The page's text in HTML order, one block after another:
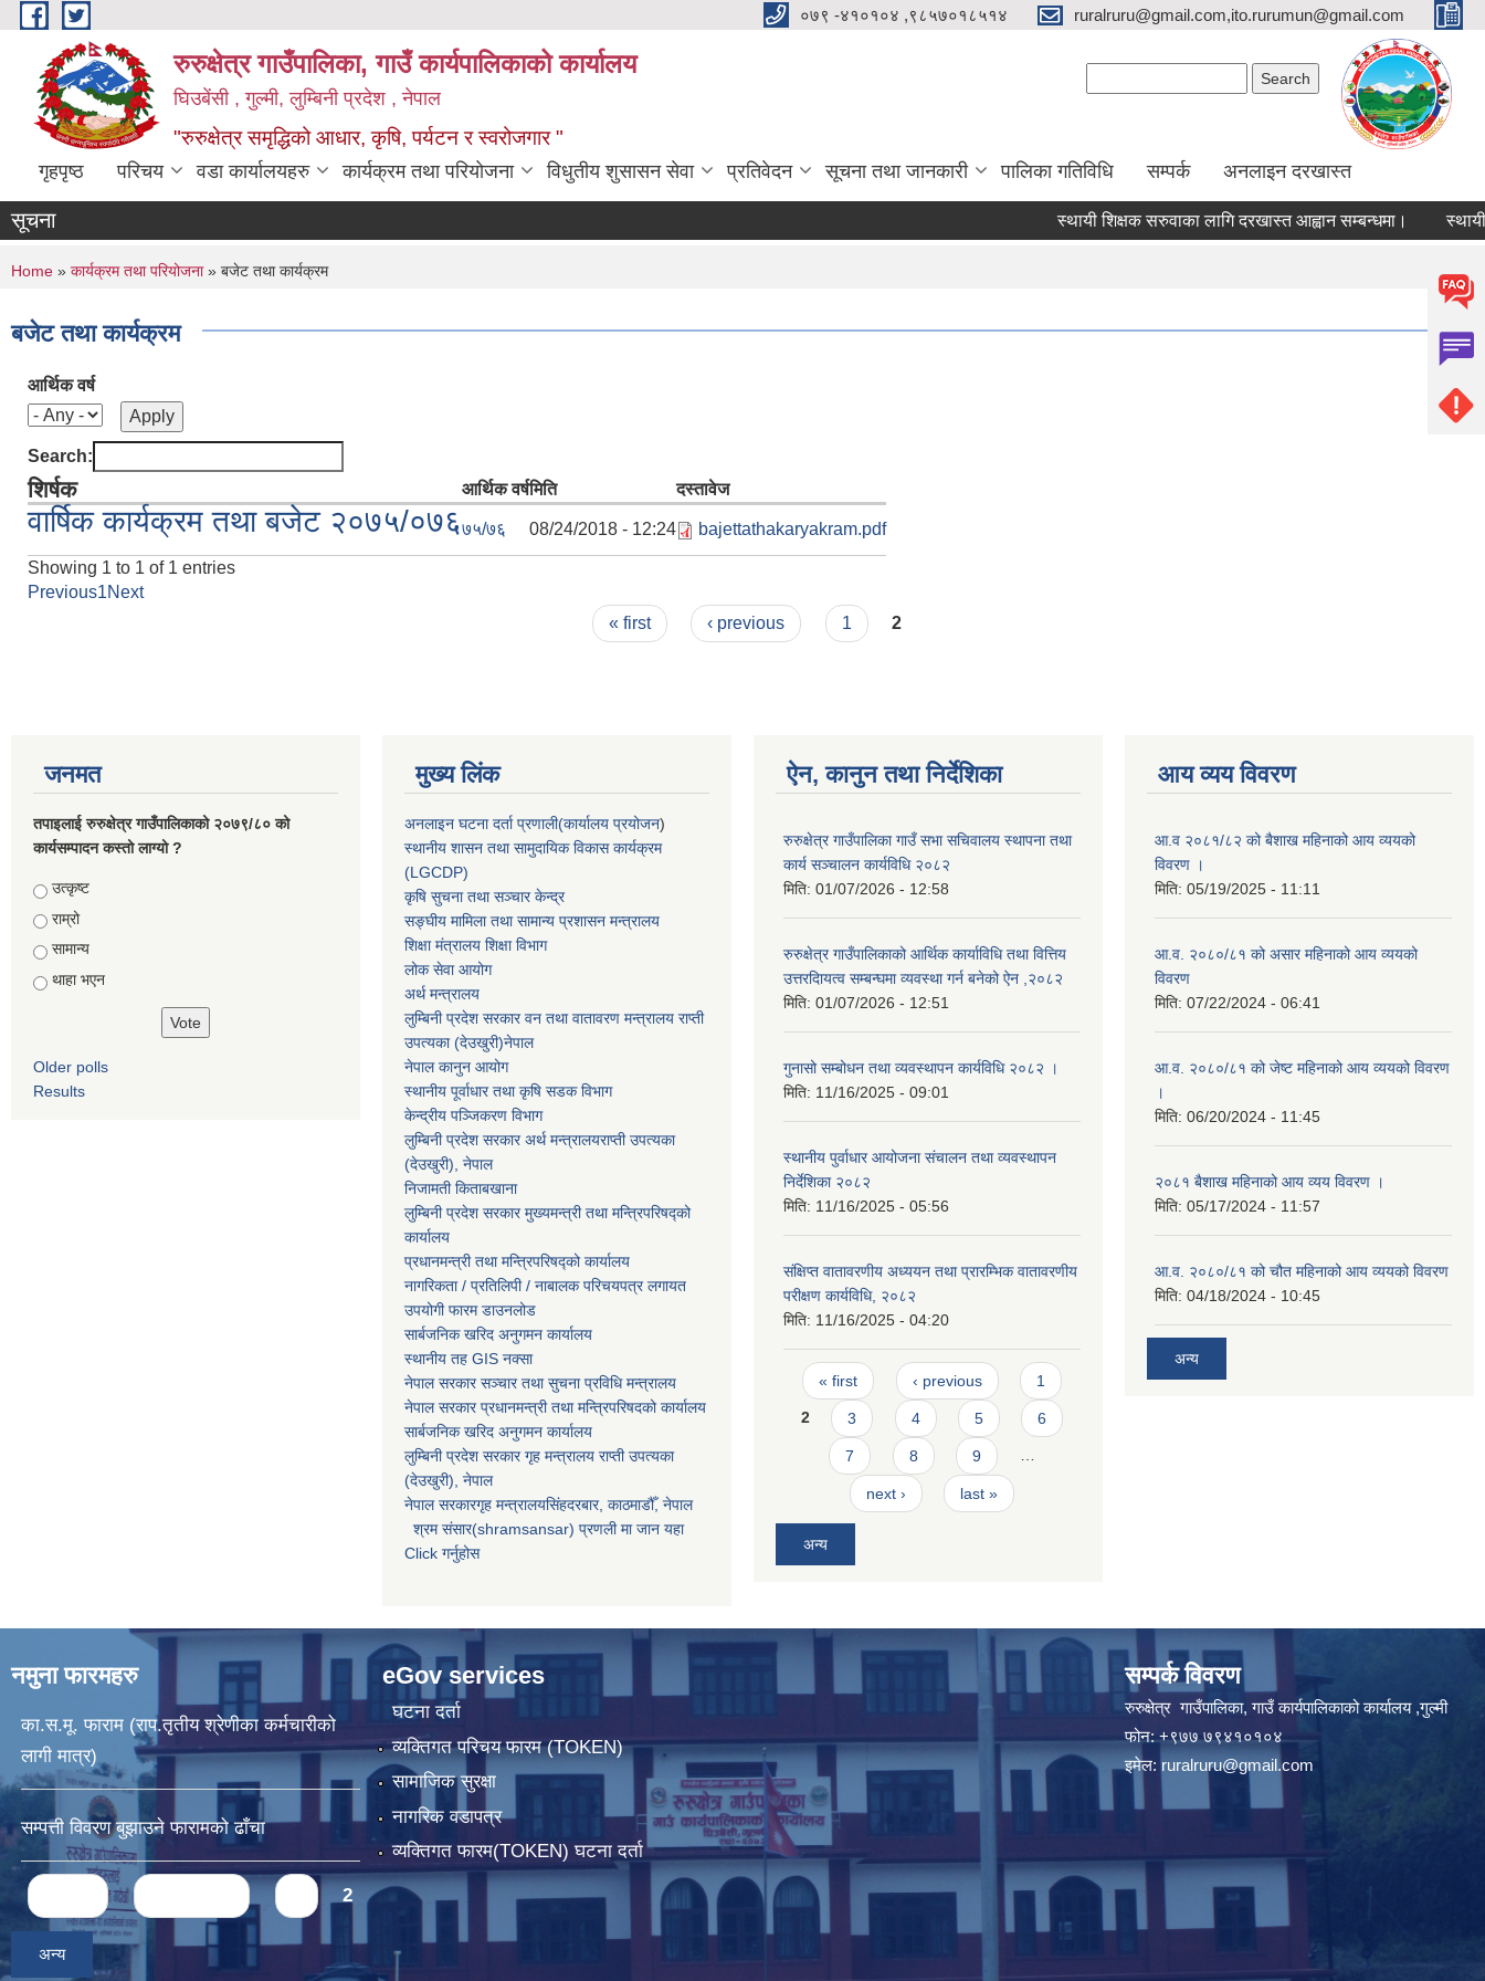
Skip to main content ०७९ -४१०१०४ ,९८५७०१८५१४ ruralruru@gmail.com,ito.rurumun@gmail.com
रुरुक्षेत्र गाउँपालिका, गाउँ कार्यपालिकाको कार्यालय
घिउबेंसी , गुल्मी, लुम्बिनी प्रदेश , नेपाल
"रुरुक्षेत्र समृद्धिको आधार, कृषि, पर्यटन र स्वरोजगार "
गृहपृष्ठ परिचय वडा कार्यालयहरु कार्यक्रम तथा परियोजना विधुतीय शुसासन सेवा प्रतिवेदन सूचना तथा जानकारी पालिका गतिविधि सम्पर्क अनलाइन दरखास्त
सूचना स्थायी शिक्षक सरुवाका लागि दरखास्त आह्वान सम्बन्धमा। स्थायी
You are here
Home » कार्यक्रम तथा परियोजना» बजेट तथा कार्यक्रम
बजेट तथा कार्यक्रम
आर्थिक वर्ष
Search:
शिर्षक आर्थिक वर्षमिति दस्तावेज
वार्षिक कार्यक्रम तथा बजेट २०७५/०७६७५/७६ 08/24/2018 - 12:24 bajettathakaryakram.pdf
Showing 1 to 1 of 1 entries
Previous1Next
« first ‹ previous 1 2
जनमत
तपाइलाई रुरुक्षेत्र गाउँपालिकाको २०७९/८० को
कार्यसम्पादन कस्तो लाग्यो ?
Choices
उत्कृष्ट
राम्रो
सामान्य
थाहा भएन
Older polls
Results
मुख्य लिंक
अनलाइन घटना दर्ता प्रणाली(कार्यालय प्रयोजन)
स्थानीय शासन तथा सामुदायिक विकास कार्यक्रम
(LGCDP)
कृषि सुचना तथा सञ्चार केन्द्र
सङ्घीय मामिला तथा सामान्य प्रशासन मन्त्रालय
शिक्षा मंत्रालय शिक्षा विभाग
लोक सेवा आयोग
अर्थ मन्त्रालय
लुम्बिनी प्रदेश सरकार वन तथा वातावरण मन्त्रालय राप्ती
उपत्यका (देउखुरी)नेपाल
नेपाल कानुन आयोग
स्थानीय पूर्वाधार तथा कृषि सडक विभाग
केन्द्रीय पञ्जिकरण विभाग
लुम्बिनी प्रदेश सरकार अर्थ मन्त्रालयराप्ती उपत्यका
(देउखुरी), नेपाल
निजामती किताबखाना
लुम्बिनी प्रदेश सरकार मुख्यमन्त्री तथा मन्त्रिपरिषद्को
कार्यालय
प्रधानमन्त्री तथा मन्त्रिपरिषद्को कार्यालय
नागरिकता / प्रतिलिपी / नाबालक परिचयपत्र लगायत
उपयोगी फारम डाउनलोड
सार्बजनिक खरिद अनुगमन कार्यालय
स्थानीय तह GIS नक्सा
नेपाल सरकारसञ्चार तथा सुचना प्रविधि मन्त्रालय
नेपाल सरकार प्रधानमन्त्री तथा मन्त्रिपरिषदको कार्यालय
सार्बजनिक खरिद अनुगमन कार्यालय
लुम्बिनी प्रदेश सरकार गृह मन्त्रालय राप्ती उपत्यका
(देउखुरी), नेपाल
नेपाल सरकारगृह मन्त्रालयसिंहदरबार, काठमाडौँ, नेपाल
श्रम संसार(shramsansar) प्रणली मा जान यहा
Click गर्नुहोस
ऐन, कानुन तथा निर्देशिका
रुरुक्षेत्र गाउँपालिका गाउँ सभा सचिवालय स्थापना तथा
कार्य सञ्चालन कार्यविधि २०८२
मिति: 01/07/2026 - 12:58
रुरुक्षेत्र गाउँपालिकाको आर्थिक कार्याविधि तथा वित्तिय
उत्तरदाियत्व सम्बन्घमा व्यवस्था गर्न बनेको ऐन ,२०८२
मिति: 01/07/2026 - 12:51
गुनासो सम्बोधन तथा व्यवस्थापन कार्यविधि २०८२ ।
मिति: 11/16/2025 - 09:01
स्थानीय पुर्वाधार आयोजना संचालन तथा व्यवस्थापन
निर्देशिका २०८२
मिति: 11/16/2025 - 05:56
संक्षिप्त वातावरणीय अध्ययन तथा प्रारम्भिक वातावरणीय
परीक्षण कार्यविधि, २०८२
मिति: 11/16/2025 - 04:20
Pages
« first ‹ previous 1
2 3 4 5 6
7 8 9 …
next › last »
अन्य
आय व्यय विवरण
आ.व २०८१/८२ को बैशाख महिनाको आय व्ययको
विवरण ।
मिति: 05/19/2025 - 11:11
आ.व. २०८०/८१ को असार महिनाको आय व्ययको
विवरण
मिति: 07/22/2024 - 06:41
आ.व. २०८०/८१ को जेष्ट महिनाको आय व्ययको विवरण
।
मिति: 06/20/2024 - 11:45
२०८१ बैशाख महिनाको आय व्यय विवरण ।
मिति: 05/17/2024 - 11:57
आ.व. २०८०/८१ को चौत महिनाको आय व्ययको विवरण
मिति: 04/18/2024 - 10:45
अन्य
नमुना फारमहरु
का.स.मू. फाराम (राप.तृतीय श्रेणीका कर्मचारीको
लागी मात्र)
सम्पत्ती विवरण बुझाउने फारामको ढाँचा
Pages 2
अन्य
eGov services
घटना दर्ता
व्यक्तिगत परिचय फारम (TOKEN)
सामाजिक सुरक्षा
नागरिक वडापत्र
व्यक्तिगत फारम(TOKEN) घटना दर्ता
सम्पर्क विवरण
रुरुक्षेत्र गाउँपालिका, गाउँ कार्यपालिकाको कार्यालय ,गुल्मी
फोन: +९७७ ७९४१०१०४
इमेल: ruralruru@gmail.com